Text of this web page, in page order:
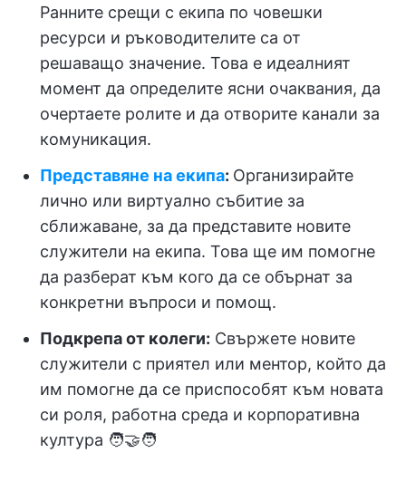
Ранните срещи с екипа по човешки
ресурси и ръководителите са от
решаващо значение. Това е идеалният
момент да определите ясни очаквания, да
очертаете ролите и да отворите канали за
комуникация.
Представяне на екипа: Организирайте
лично или виртуално събитие за
сближаване, за да представите новите
служители на екипа. Това ще им помогне
да разберат към кого да се обърнат за
конкретни въпроси и помощ.
Подкрепа от колеги: Свържете новите
служители с приятел или ментор, който да
им помогне да се приспособят към новата
си роля, работна среда и корпоративна
култура 🧑‍🤝‍🧑